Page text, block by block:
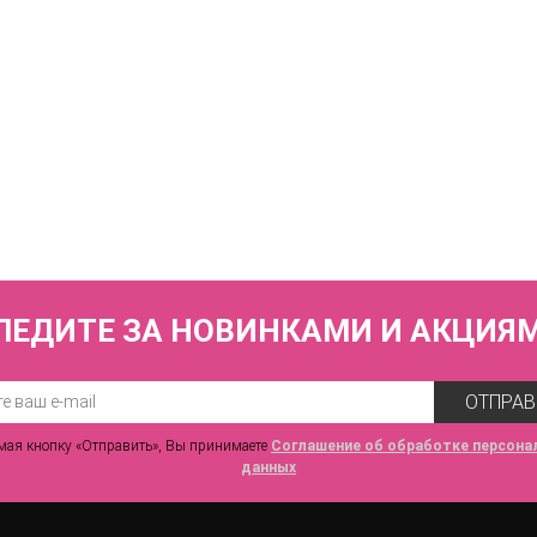
ЗА НОВИНКАМИ И
кнопку «Отправить», Вы принимаете Соглашение об обработке
данных